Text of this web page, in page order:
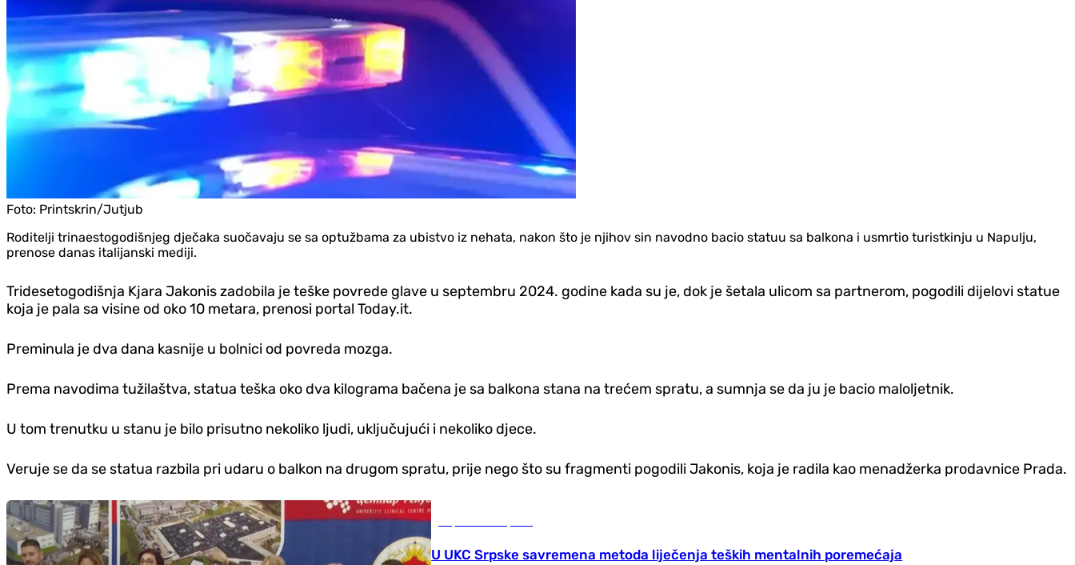
Foto: Printskrin/Jutjub
Roditelji trinaestogodišnjeg dječaka suočavaju se sa optužbama za ubistvo iz nehata, nakon što je njihov sin navodno bacio statuu sa balkona i usmrtio turistkinju u Napulju,
prenose danas italijanski mediji.
Tridesetogodišnja Kjara Jakonis zadobila je teške povrede glave u septembru 2024. godine kada su je, dok je šetala ulicom sa partnerom, pogodili dijelovi statue
koja je pala sa visine od oko 10 metara, prenosi portal Today.it.
Preminula je dva dana kasnije u bolnici od povreda mozga.
Prema navodima tužilaštva, statua teška oko dva kilograma bačena je sa balkona stana na trećem spratu, a sumnja se da ju je bacio maloljetnik.
U tom trenutku u stanu je bilo prisutno nekoliko ljudi, uključujući i nekoliko djece.
Veruje se da se statua razbila pri udaru o balkon na drugom spratu, prije nego što su fragmenti pogodili Jakonis, koja je radila kao menadžerka prodavnice Prada.
U UKC Srpske savremena metoda liječenja teških mentalnih poremećaja